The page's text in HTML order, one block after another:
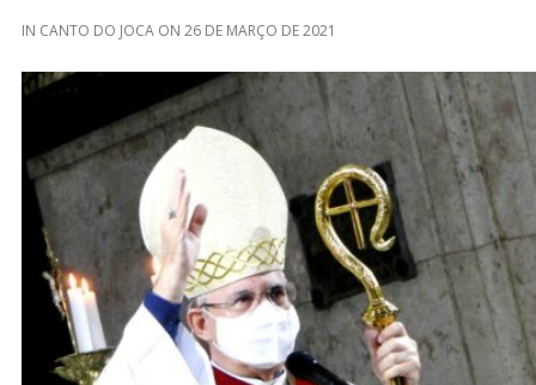
IN CANTO DO JOCA ON 26 DE MARÇO DE 2021